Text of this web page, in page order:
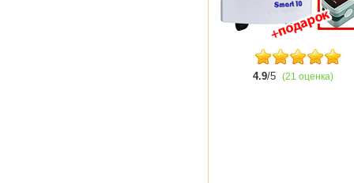
4.9/5 (21 оценка)